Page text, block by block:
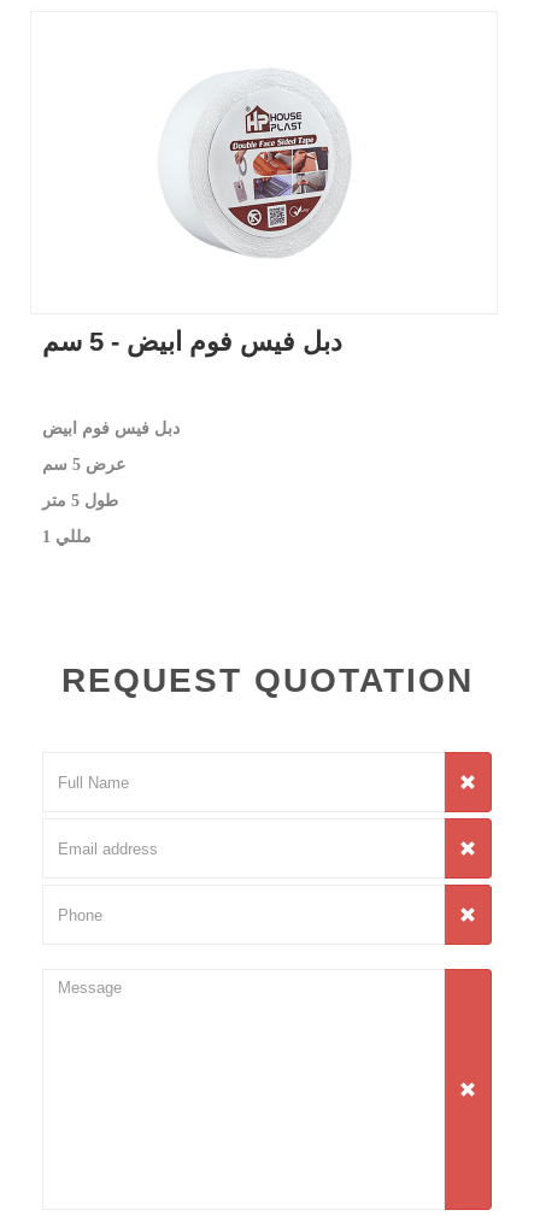
دبل فيس فوم ابيض - 5 سم
دبل فيس فوم ابيض
عرض 5 سم
طول 5 متر
​1 مللي
REQUEST QUOTATION